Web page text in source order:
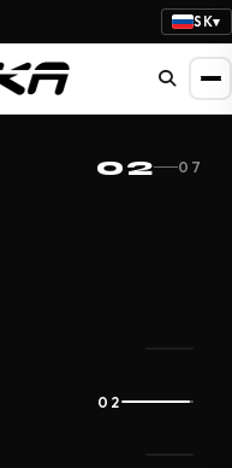
SK▾
03 07